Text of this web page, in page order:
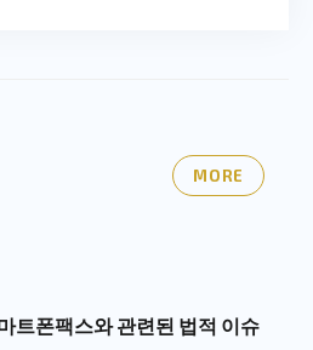
MORE
트폰팩스와 관련된 법적 이슈